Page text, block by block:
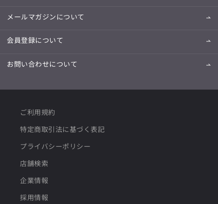
メールマガジンについて
会員登録について
お問い合わせについて
ご利用規約
特定商取引法に基づく表記
プライバシーポリシー
店舗検索
企業情報
採用情報